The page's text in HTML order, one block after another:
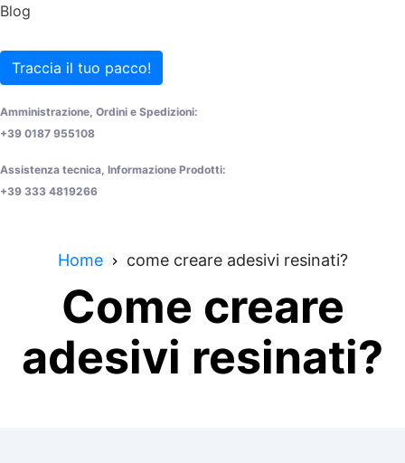
Blog
Traccia il tuo pacco!
Amministrazione, Ordini e Spedizioni:
+39 0187 955108
Assistenza tecnica, Informazione Prodotti:
+39 333 4819266
Home come creare adesivi resinati?
Come creare
adesivi resinati?